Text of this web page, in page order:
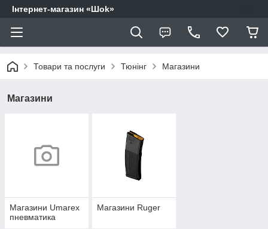
Інтернет-магазин «Шоk»
Товари та послуги Тюнінг Магазини
Магазини
Магазини Umarex
пневматика
Магазини Ruger